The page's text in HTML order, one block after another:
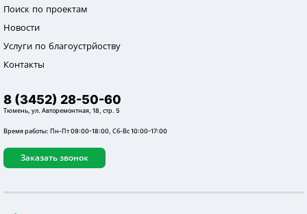
Поиск по проектам
Новости
Услуги по благоустрйоству
Контакты
8 (3452) 28-50-60
Тюмень, ул. Авторемонтная, 18, стр. 5
Время работы: Пн-Пт 09:00-18:00, Сб-Вс 10:00-17:00
Заказать звонок